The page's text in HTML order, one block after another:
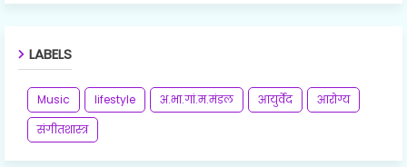
LABELS
Music lifestyle अ.भा.गां.म.मंडल आयुर्वेद
आरोग्य
संगीतशास्त्र